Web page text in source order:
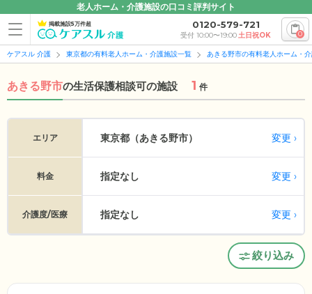
老人ホーム・介護施設の口コミ評判サイト
掲載施設5万件超 0120-579-721
受付 10:00〜19:00土日祝OK 0
ケアスル 介護 東京都の有料老人ホーム・介護施設一覧 あきる野市の有料老人ホーム・
あきる野市の生活保護相談可の施設 1 件
エリア 東京都（あきる野市） 変更
料金 指定なし 変更
介護度/医療 指定なし 変更
絞り込み